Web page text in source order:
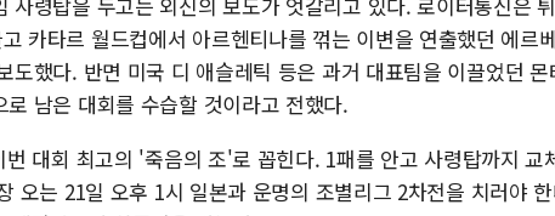
카타르 월드컵에서 아르헨티나를 꺾는 이변을 연출했던 에르
도했다. 반면 미국 디 애슬레틱 등은 과거 대표팀을 이끌었던 몬
남은 대회를 수습할 것이라고 전했다.
대회 최고의 '죽음의 조'로 꼽힌다. 1패를 안고 사령탑까지 교
오는 21일 오후 1시 일본과 운명의 조별리그 2차전을 치러야